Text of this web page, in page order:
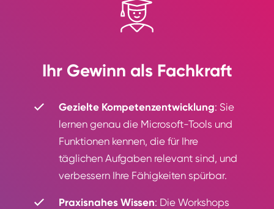
Ihr Gewinn als Fachkraft
Gezielte Kompetenzentwicklung: Sie
lernen genau die Microsoft-Tools und
Funktionen kennen, die für Ihre
täglichen Aufgaben relevant sind, und
verbessern Ihre Fähigkeiten spürbar.
Praxisnahes Wissen: Die Workshops